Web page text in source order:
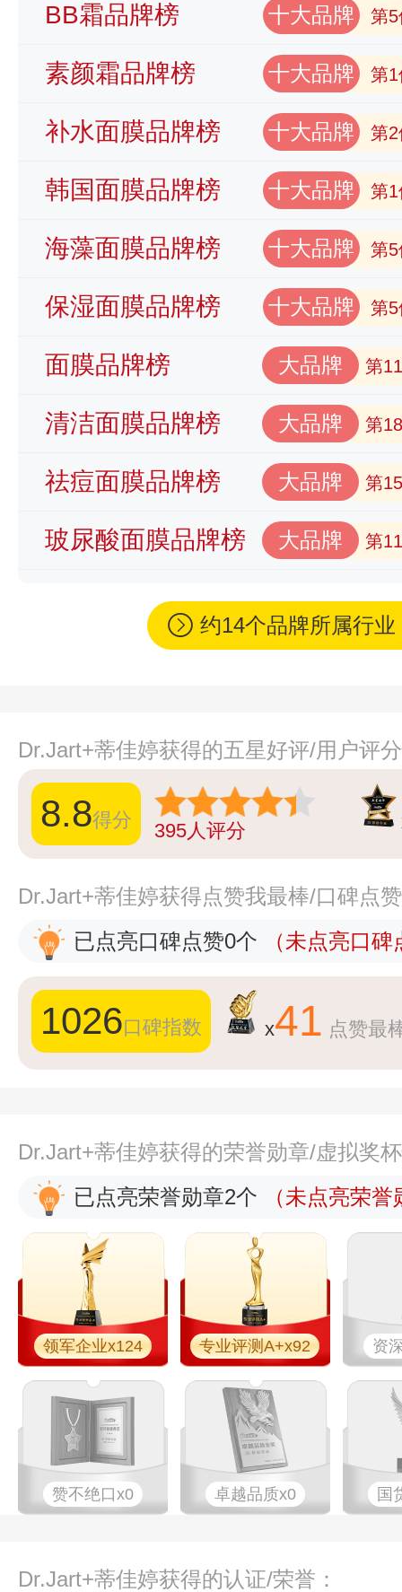
BB霜品牌榜 十大品牌 第5
素颜霜品牌榜 十大品牌 第1
补水面膜品牌榜 十大品牌 第2
韩国面膜品牌榜 十大品牌 第1
海藻面膜品牌榜 十大品牌 第5
保湿面膜品牌榜 十大品牌 第5
面膜品牌榜 大品牌 第
清洁面膜品牌榜 大品牌 第
祛痘面膜品牌榜 大品牌 第
玻尿酸面膜品牌榜 大品牌 第
约14个品牌所属行
Dr.Jart+蒂佳婷获得的五星好评/用户评
8.8得分 395人评分
Dr.Jart+蒂佳婷获得点赞我最棒/口碑点
已点亮口碑点赞0个
（未点亮口
1026口碑指数 x41 点赞最
Dr.Jart+蒂佳婷获得的荣誉勋章/虚拟奖
已点亮荣誉勋章2个
（未点亮荣
领军企业x124 专业评测A+x92 资
赞不绝口x0 卓越品质x0 国
Dr.Jart+蒂佳婷获得的认证/荣誉：